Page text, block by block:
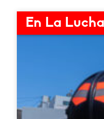
En La Lucha